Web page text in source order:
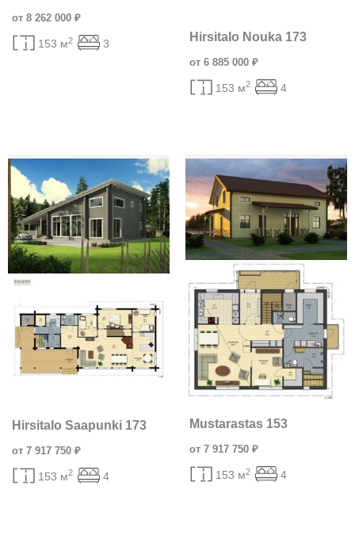
от 8 262 000 ₽
153 м2 3
Hirsitalo Nouka 173
от 6 885 000 ₽
153 м2 4
Hirsitalo Saapunki 173
от 7 917 750 ₽
153 м2 4
Mustarastas 153
от 7 917 750 ₽
153 м2 4